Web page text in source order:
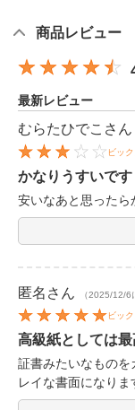
商品レビュー
最新レビュー
むらたひでこ さん
ビッ
かなりうすいです
安いなあと思ったら
匿名 さん （2025/12/6
ビッ
高級紙としては最
証書みたいなもの
レイな書面になりま